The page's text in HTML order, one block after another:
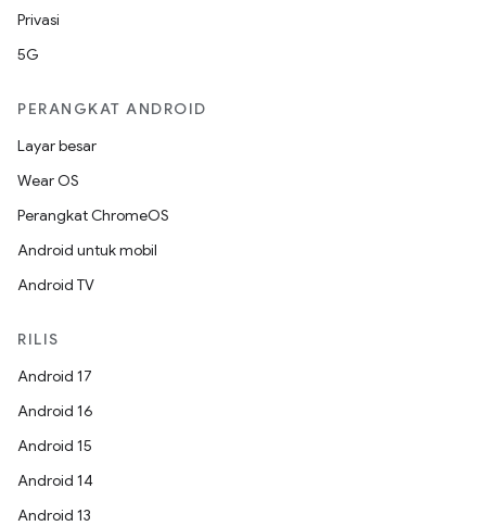
Privasi
5G
PERANGKAT ANDROID
Layar besar
Wear OS
Perangkat ChromeOS
Android untuk mobil
Android TV
RILIS
Android 17
Android 16
Android 15
Android 14
Android 13